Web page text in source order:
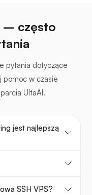
– często
pytania dotyczące
pomoc w czasie
UltaAI.
jest najlepszą
SSH VPS?